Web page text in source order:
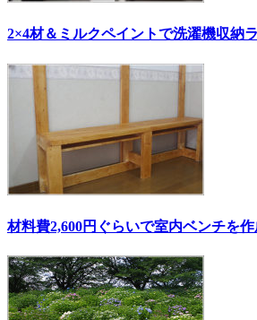
2×4材＆ミルクペイントで洗濯機収納
材料費2,600円ぐらいで室内ベンチを